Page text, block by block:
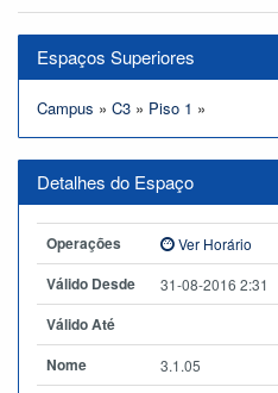
Espaços Superiores
Campus » C3 » Piso 1 »
Detalhes do Espaço
Operações Ver Horário
Válido Desde 31-08-2016 2:31
Válido Até
Nome
3.1.05